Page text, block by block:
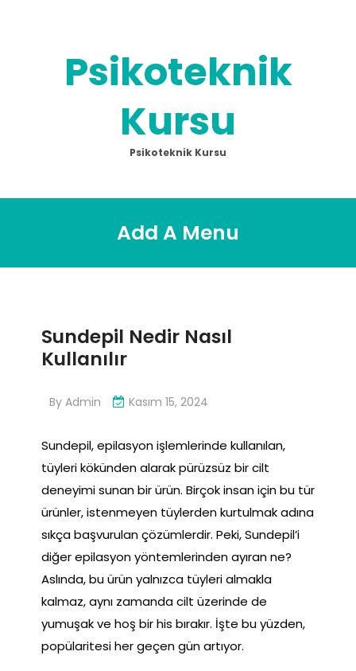
Psikoteknik
Kursu
Psikoteknik Kursu
Add A Menu
Sundepil Nedir Nasıl
Kullanılır
By Admin Kasım 15, 2024
Sundepil, epilasyon işlemlerinde kullanılan,
tüyleri kökünden alarak pürüzsüz bir cilt
deneyimi sunan bir ürün. Birçok insan için bu tür
ürünler, istenmeyen tüylerden kurtulmak adına
sıkça başvurulan çözümlerdir. Peki, Sundepil’i
diğer epilasyon yöntemlerinden ayıran ne?
Aslında, bu ürün yalnızca tüyleri almakla
kalmaz, aynı zamanda cilt üzerinde de
yumuşak ve hoş bir his bırakır. İşte bu yüzden,
popülaritesi her geçen gün artıyor.